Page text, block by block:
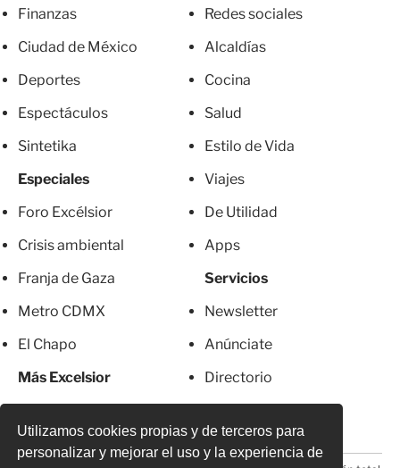
Utilizamos cookies propias y de terceros para
personalizar y mejorar el uso y la experiencia de
Finanzas
Ciudad de México
Deportes
Espectáculos
Sintetika
Especiales
Foro Excélsior
Crisis ambiental
Franja de Gaza
Metro CDMX
El Chapo
Más Excelsior
Redes sociales
Alcaldías
Cocina
Salud
Estilo de Vida
Viajes
De Utilidad
Apps
Servicios
Newsletter
Anúnciate
Directorio